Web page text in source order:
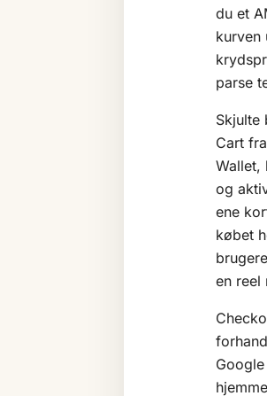
du et
kurven
parse
Skjulte
Cart
Wallet,
og
ene
købet
en